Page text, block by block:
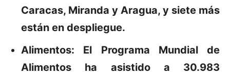
Caracas, Miranda y Aragua, y siete más
están en despliegue.
Alimentos: El Programa Mundial de
Alimentos ha asistido a 30.983